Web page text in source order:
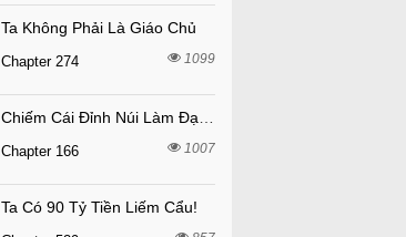
Ta Không Phải Là Giáo Chủ
Chapter 274 1099
Chapter 166 1007
Ta Có 90 Tỷ Tiền Liếm Cẩu!